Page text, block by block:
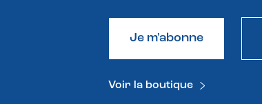
Je m'abonne
Voir la boutique